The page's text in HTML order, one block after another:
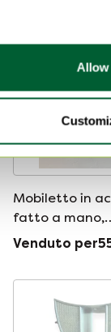
Allow
Mobiletto in
fatto a mano,
verniciato a
Venduto